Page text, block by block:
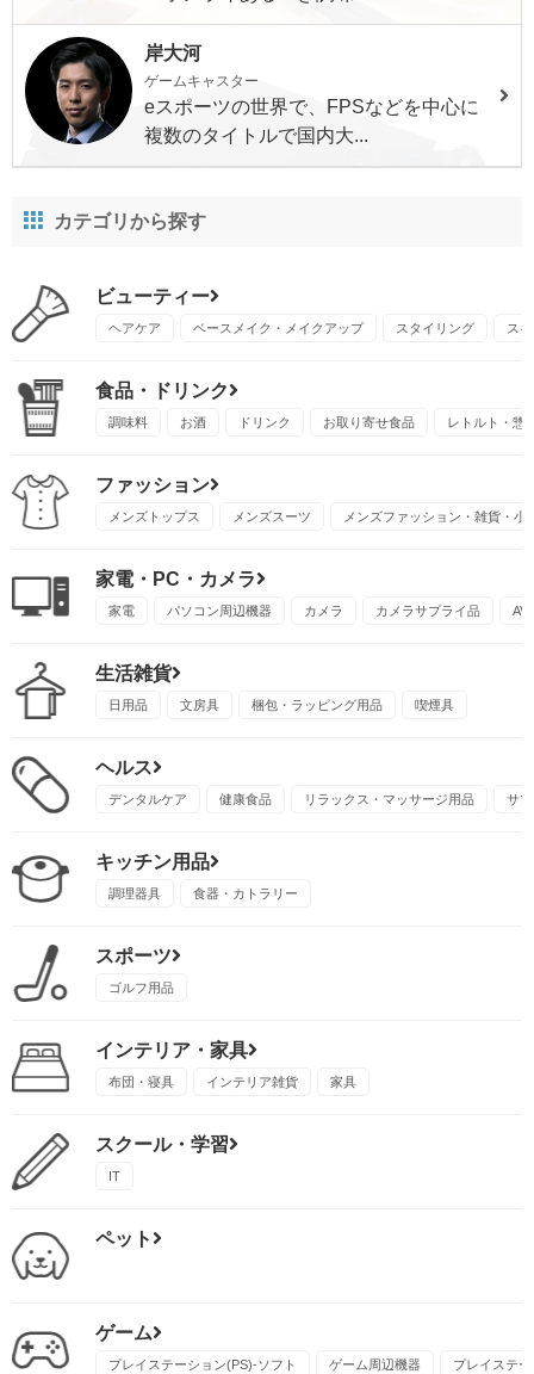
岸大河
ゲームキャスター
eスポーツの世界で、FPSなどを中心に
複数のタイトルで国内大...
カテゴリから探す
ビューティー
ヘアケア ベースメイク・メイクアップ スタイリング ス
食品・ドリンク
調味料 お酒 ドリンク お取り寄せ食品 レトルト・惣
ファッション
メンズトップス メンズスーツ メンズファッション・雑貨・小
家電・PC・カメラ
家電 パソコン周辺機器 カメラ カメラサプライ品 AV
生活雑貨
日用品 文房具 梱包・ラッピング用品 喫煙具
ヘルス
デンタルケア 健康食品 リラックス・マッサージ用品 サ
キッチン用品
調理器具 食器・カトラリー
スポーツ
ゴルフ用品
インテリア・家具
布団・寝具 インテリア雑貨 家具
スクール・学習
IT
ペット
ゲーム
プレイステーション(PS)-ソフト ゲーム周辺機器 プレイステ